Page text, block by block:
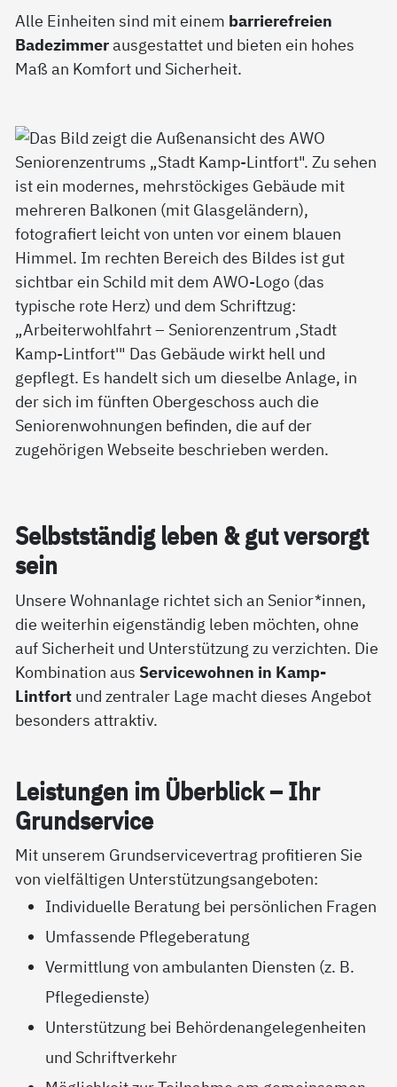
Alle Einheiten sind mit einem barrierefreien
Badezimmerausgestattet und bieten ein hohes
Maß an Komfort und Sicherheit.
Selbst­stän­dig le­ben & gut ver­sorgt
sein
Unsere Wohnanlage richtet sich an Senior*innen,
die weiterhin eigenständig leben möchten, ohne
auf Sicherheit und Unterstützung zu verzichten. Die
Kombination aus Servicewohnen in Kamp-
Lintfort und zentraler Lage macht dieses Angebot
besonders attraktiv.
Leis­tun­gen im Über­blick – Ihr
Grund­ser­vice
Mit unserem Grundservicevertrag profitieren Sie
von vielfältigen Unterstützungsangeboten:
Individuelle Beratung bei persönlichen Fragen
Umfassende Pflegeberatung
Vermittlung von ambulanten Diensten (z. B.
Pflegedienste)
Unterstützung bei Behördenangelegenheiten
und Schriftverkehr